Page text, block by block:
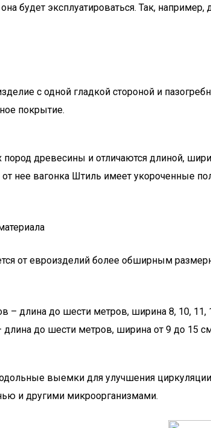
будет эксплуатироваться. Так,
с одной гладкой стороной и
покрытие.
древесины и отличаются длиной,
от нее вагонка Штиль имеет укороченные
от евроизделий более обширным
– длина до шести метров, ширина 8, 10, 11,
до шести метров, ширина от 9 до 15
выемки для улучшения
и другими микроорганизмами.